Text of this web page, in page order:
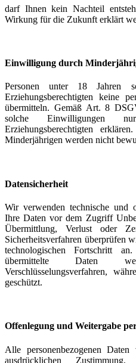
darf Ihnen kein Nachteil
Wirkung für die Zukunft erklärt
Einwilligung durch
Personen unter 18 Jahren
Erziehungsberechtigten keine
übermitteln. Gemäß Art. 8
solche Einwilligungen
Erziehungsberechtigten
Minderjährigen werden nicht
Datensicherheit
Wir verwenden technische und
Ihre Daten vor dem Zugriff
Übermittlung, Verlust oder
Sicherheitsverfahren überprüfen
technologischen Fortschritt
übermittelte Daten
Verschlüsselungsverfahren,
geschützt.
Offenlegung und Weitergabe
Alle personenbezogenen
ausdrücklichen